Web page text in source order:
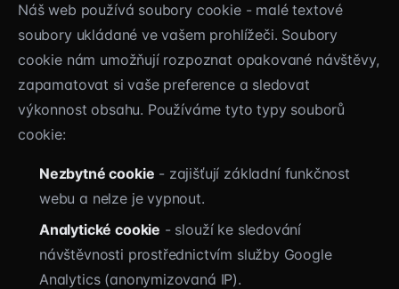
Náš web používá soubory cookie - malé textové
soubory ukládané ve vašem prohlížeči. Soubory
cookie nám umožňují rozpoznat opakované návštěvy,
zapamatovat si vaše preference a sledovat
výkonnost obsahu. Používáme tyto typy souborů
cookie:
Nezbytné cookie - zajišťují základní funkčnost
webu a nelze je vypnout.
Analytické cookie - slouží ke sledování
návštěvnosti prostřednictvím služby Google
Analytics (anonymizovaná IP).